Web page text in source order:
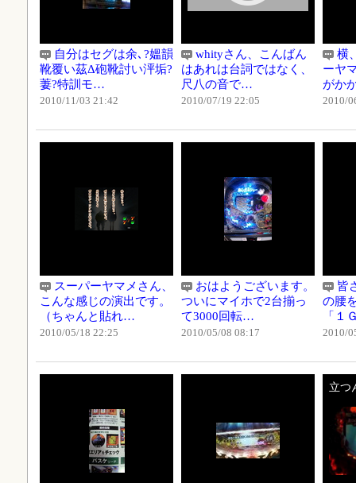
自分はセグは余､?媼韻
靴覆い茲Δ砲靴討い泙垢?
萋?特訓モ…
2010/11/03 21:42
whityさん、こんばん
はあれは台詞ではなく、
尺八の音で…
2010/07/19 22:05
横
ーヤ
がか
2010/
スーパーヤマメさん、
こんな感じの演出です。
（ちゃんと貼れ…
2010/05/18 22:25
おはようございます。
ついにマイホで2台揃っ
て3000回転…
2010/05/08 08:17
皆
の腰
「１
2010/